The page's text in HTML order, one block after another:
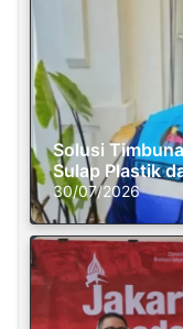
Solusi
Sulap Plastik
30/07/2026